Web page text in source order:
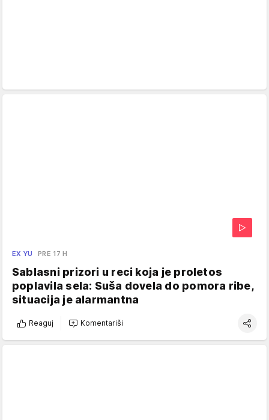
EX YU PRE 17 H
Sablasni prizori u reci koja je proletos
poplavila sela: Suša dovela do pomora ribe,
situacija je alarmantna
Reaguj Komentariši